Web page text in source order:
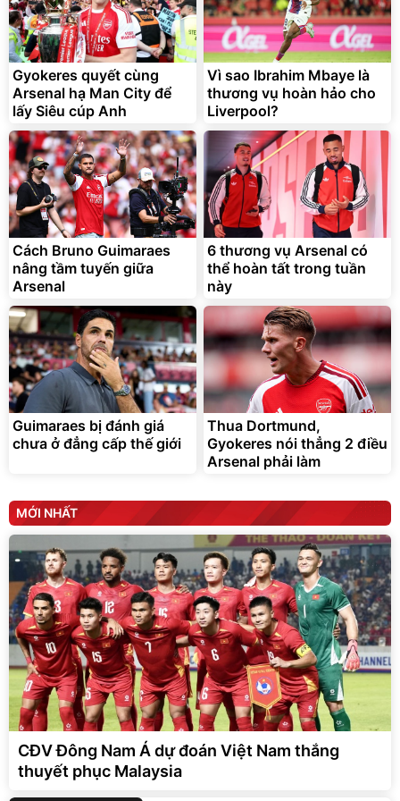
Lót ghế ôtô, nâng lưng
chống nóng giúp thoải mái
trong di chuyển
295.000
Đã bán nhiều
Unmute
Sữa Tắm Lifebuoy sạch
sâu khỏi bụi mịn
198.000đ
Bán chạy
Vòi xịt tăng áp dành cho
rửa xe, tưới cây
161.000đ
70.000 đ
Bán chạy
Gyokeres quyết cùng
Arsenal hạ Man City để
lấy Siêu cúp Anh
Vì sao Ibrahim Mbaye là
thương vụ hoàn hảo cho
Liverpool?
Cách Bruno Guimaraes
nâng tầm tuyến giữa
Arsenal
6 thương vụ Arsenal có
thể hoàn tất trong tuần
này
Guimaraes bị đánh giá
chưa ở đẳng cấp thế giới
Thua Dortmund,
Gyokeres nói thẳng 2 điều
Arsenal phải làm
MỚI NHẤT
CĐV Đông Nam Á dự đoán Việt Nam thắng
thuyết phục Malaysia